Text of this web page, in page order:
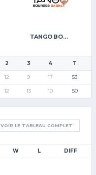
TANGO BOURGES BASKET
2 3 4 T
12 9 17 53
12 13 10 50
VOIR LE TABLEAU COMPLET
W L DIFF